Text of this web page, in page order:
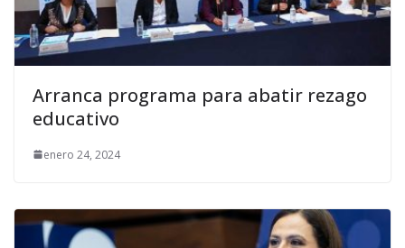
Arranca programa para abatir rezago
educativo
enero 24, 2024